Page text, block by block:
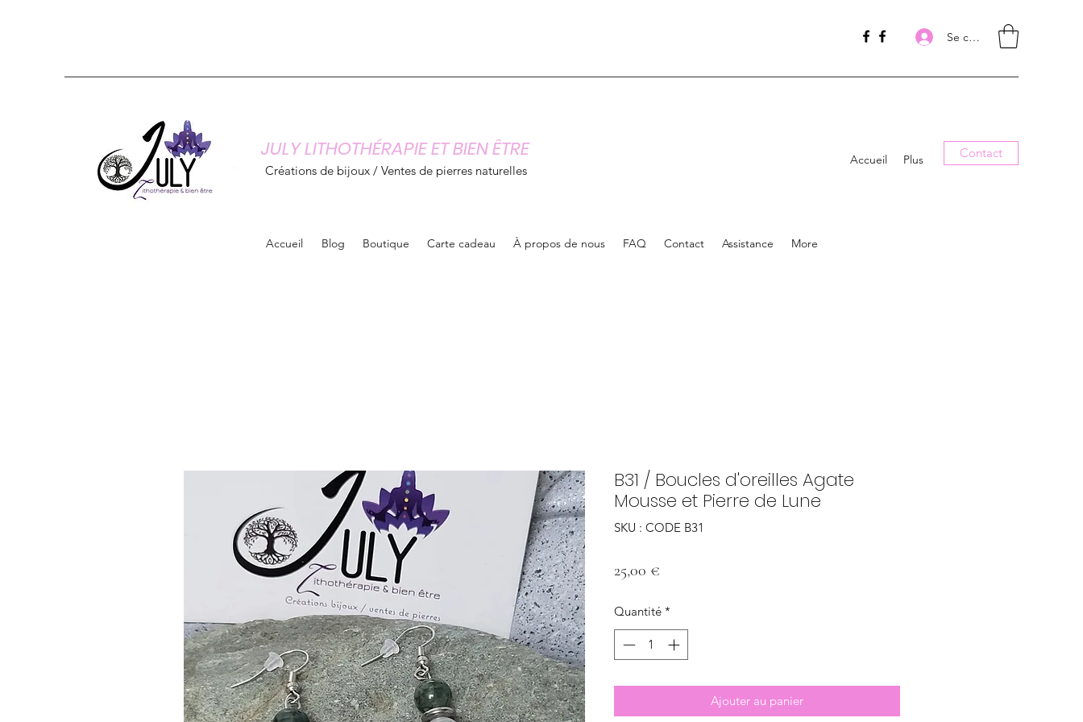
Se connecter
JULY LITHOTHÉRAPIE ET BIEN ÊTRE
Créations de bijoux / Ventes de pierres naturelles
Accueil Plus Contact
Accueil Blog Boutique Carte cadeau À propos de nous FAQ Contact Assistance More
B31 / Boucles d'oreilles Agate
Mousse et Pierre de Lune
SKU : CODE B31
25,00 €
Quantité *
Ajouter au panier